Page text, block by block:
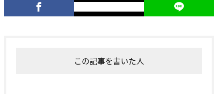
この記事を書いた人